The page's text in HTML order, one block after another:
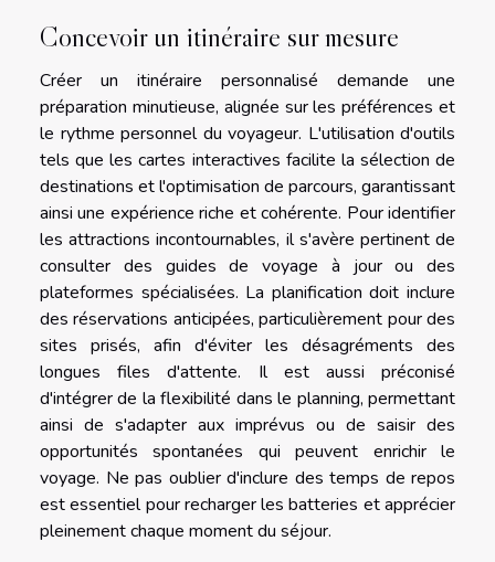
Concevoir un itinéraire sur mesure
Créer un itinéraire personnalisé demande une
préparation minutieuse, alignée sur les préférences et
le rythme personnel du voyageur. L'utilisation d'outils
tels que les cartes interactives facilite la sélection de
destinations et l'optimisation de parcours, garantissant
ainsi une expérience riche et cohérente. Pour identifier
les attractions incontournables, il s'avère pertinent de
consulter des guides de voyage à jour ou des
plateformes spécialisées. La planification doit inclure
des réservations anticipées, particulièrement pour des
sites prisés, afin d'éviter les désagréments des
longues files d'attente. Il est aussi préconisé
d'intégrer de la flexibilité dans le planning, permettant
ainsi de s'adapter aux imprévus ou de saisir des
opportunités spontanées qui peuvent enrichir le
voyage. Ne pas oublier d'inclure des temps de repos
est essentiel pour recharger les batteries et apprécier
pleinement chaque moment du séjour.